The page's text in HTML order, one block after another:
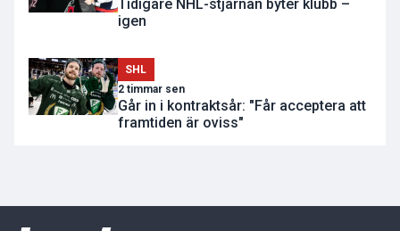
Tidigare NHL-stjärnan byter klubb –
igen
SHL
2 timmar sen
Går in i kontraktsår: "Får acceptera att
framtiden är oviss"